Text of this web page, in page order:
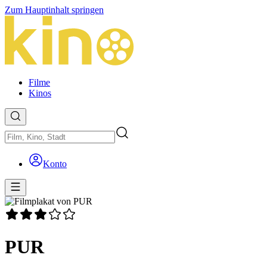
Zum Hauptinhalt springen
Filme
Kinos
Konto
PUR